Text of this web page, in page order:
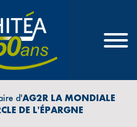
d'AG2R LA MONDIALE
DE L'ÉPARGNE